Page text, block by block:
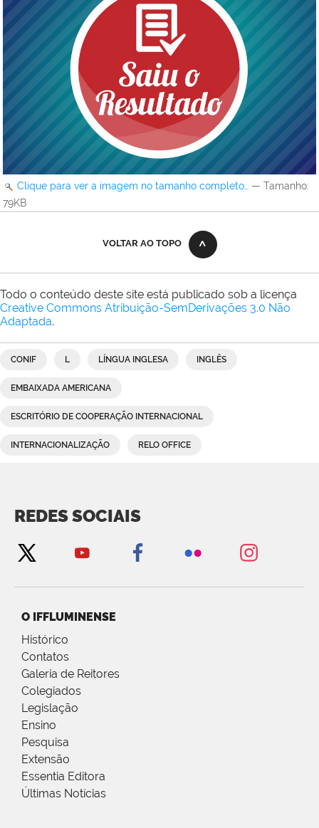
Clique para ver a imagem no tamanho completo… — Tamanho:
79KB
VOLTAR AO TOPO
Todo o conteúdo deste site está publicado sob a licença
Creative Commons Atribuição-SemDerivações 3.0 Não
Adaptada.
CONIF L LÍNGUA INGLESA INGLÊS
EMBAIXADA AMERICANA
ESCRITÓRIO DE COOPERAÇÃO INTERNACIONAL
INTERNACIONALIZAÇÃO RELO OFFICE
REDES SOCIAIS
O IFFLUMINENSE
Histórico
Contatos
Galeria de Reitores
Colegiados
Legislação
Ensino
Pesquisa
Extensão
Essentia Editora
Últimas Notícias